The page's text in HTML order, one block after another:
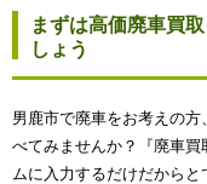
まずは高価廃車買
しょう
男鹿市で廃車をお考えの
べてみませんか？『廃車
ムに入力するだけだから